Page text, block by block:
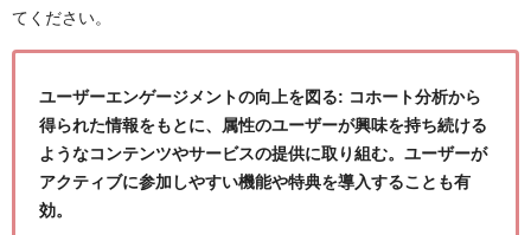
てください。
ユーザーエンゲージメントの向上を図る: コホート分析から
得られた情報をもとに、属性のユーザーが興味を持ち続ける
ようなコンテンツやサービスの提供に取り組む。ユーザーが
アクティブに参加しやすい機能や特典を導入することも有
効。